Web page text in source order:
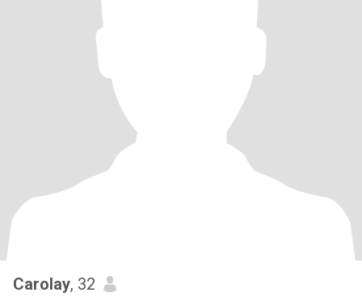
Carolay, 32